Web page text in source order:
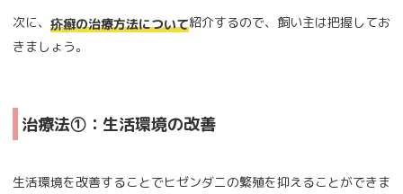
次に、 疥癬の治療方法について紹介するので、飼い主は把握してお
きましょう。
治療法①：生活環境の改善
生活環境を改善することでヒゼンダニの繁殖を抑えることができま